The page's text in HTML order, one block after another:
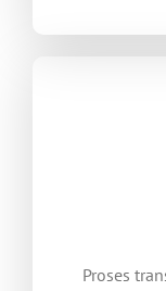
Proses